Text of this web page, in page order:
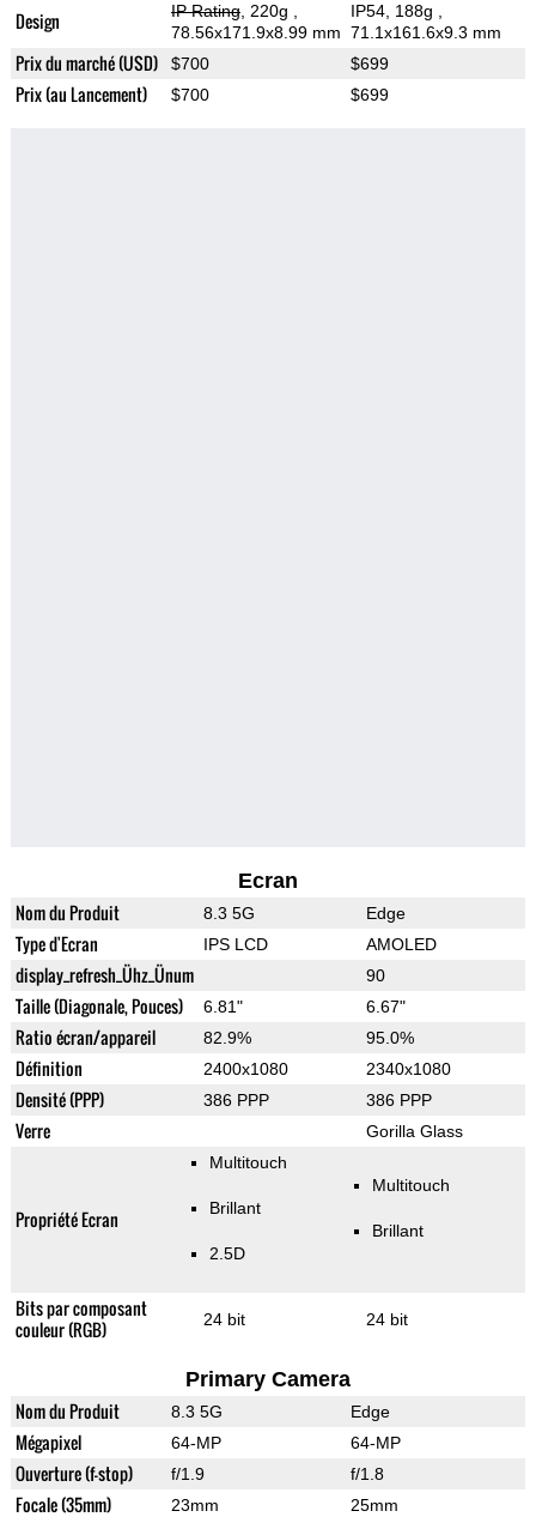
Design IP Rating, 220g
78.56x171.9x8.99 mm
IP54, 188g
71.1x161.6x9.3 mm
Prix du marché (USD) $700 $699
Prix (au Lancement) $700 $699
Ecran
Nom du Produit 8.3 5G Edge
Type d'Ecran IPS LCD AMOLED
display_refresh_Ühz_Ünum 90
Taille (Diagonale, Pouces) 6.81" 6.67"
Ratio écran/appareil 82.9% 95.0%
Définition 2400x1080 2340x1080
Densité (PPP) 386 PPP 386 PPP
Verre Gorilla Glass
Propriété Ecran
Multitouch
Brillant
2.5D
Multitouch
Brillant
Bits par composant
couleur (RGB)
24 bit 24 bit
Primary Camera
Nom du Produit 8.3 5G Edge
Mégapixel 64-MP 64-MP
Ouverture (f-stop) f/1.9 f/1.8
Focale (35mm) 23mm 25mm